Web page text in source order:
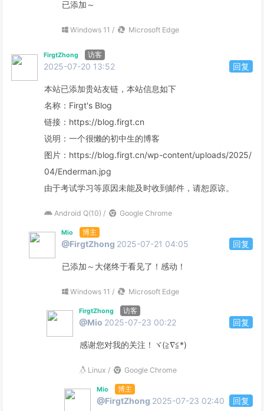
已添加～
Windows 11 / Microsoft Edge
FirgtZhong 访客
2025-07-20 13:52 回复
本站已添加贵站友链，本站信息如下
名称：Firgt's Blog
链接：https://blog.firgt.cn
说明：一个很懒的初中生的博客
图片：https://blog.firgt.cn/wp-content/uploads/2025/
04/Enderman.jpg
由于考试学习等原因未能及时收到邮件，请恕原谅。
Android Q(10) / Google Chrome
Mio 博主
@FirgtZhong 2025-07-21 04:05 回复
已添加～大佬终于看见了！感动！
Windows 11 / Microsoft Edge
FirgtZhong 访客
@Mio 2025-07-23 00:22 回复
感谢您对我的关注！ヾ(≧∇≦*)ゝ
Linux / Google Chrome
Mio 博主
@FirgtZhong 2025-07-23 02:40 回复